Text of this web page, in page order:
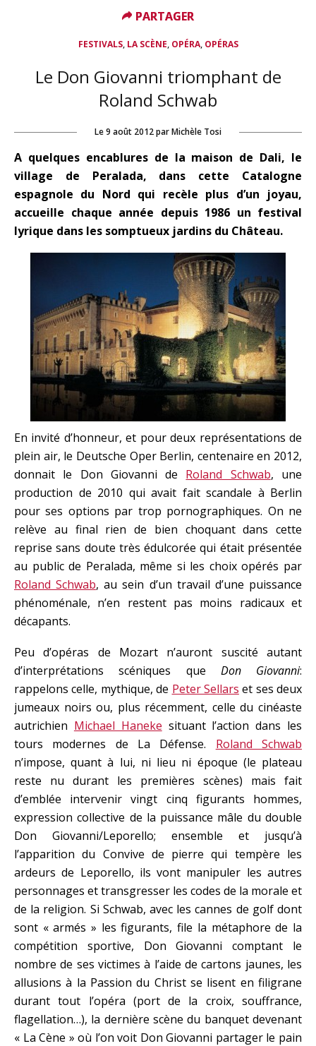
FESTIVALS, LA SCÈNE, OPÉRA, OPÉRAS
Le Don Giovanni triomphant de
Roland Schwab
Le9 août 2012parMichèle Tosi
A quelques encablures de la maison de Dali, le
village de Peralada, dans cette Catalogne
espagnole du Nord qui recèle plus d’un joyau,
accueille chaque année depuis 1986 un festival
lyrique dans les somptueux jardins du Château.
En invité d’honneur, et pour deux représentations de
plein air, le Deutsche Oper Berlin, centenaire en 2012,
donnait le Don Giovanni de Roland Schwab, une
production de 2010 qui avait fait scandale à Berlin
pour ses options par trop pornographiques. On ne
relève au final rien de bien choquant dans cette
reprise sans doute très édulcorée qui était présentée
au public de Peralada, même si les choix opérés par
Roland Schwab, au sein d’un travail d’une puissance
phénoménale, n’en restent pas moins radicaux et
décapants.
Peu d’opéras de Mozart n’auront suscité autant
d’interprétations scéniques que Don Giovanni:
rappelons celle, mythique, de Peter Sellars et ses deux
jumeaux noirs ou, plus récemment, celle du cinéaste
autrichien Michael Haneke situant l’action dans les
tours modernes de La Défense. Roland Schwab
n’impose, quant à lui, ni lieu ni époque (le plateau
reste nu durant les premières scènes) mais fait
d’emblée intervenir vingt cinq figurants hommes,
expression collective de la puissance mâle du double
Don Giovanni/Leporello; ensemble et jusqu’à
l’apparition du Convive de pierre qui tempère les
ardeurs de Leporello, ils vont manipuler les autres
personnages et transgresser les codes de la morale et
de la religion. Si Schwab, avec les cannes de golf dont
sont « armés » les figurants, file la métaphore de la
compétition sportive, Don Giovanni comptant le
nombre de ses victimes à l’aide de cartons jaunes, les
allusions à la Passion du Christ se lisent en filigrane
durant tout l’opéra (port de la croix, souffrance,
flagellation…), la dernière scène du banquet devenant
« La Cène » où l’on voit Don Giovanni partager le pain
PARTAGER
PARTAGER